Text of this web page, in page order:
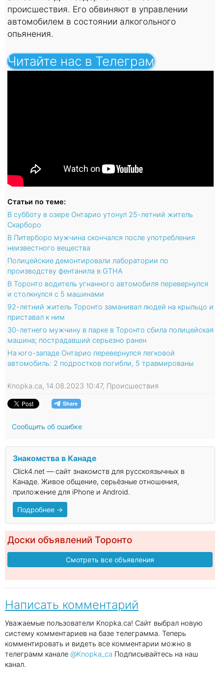
происшествия. Его обвиняют в управлении
автомобилем в состоянии алкогольного
опьянения.
Читайте нас в Телеграм
Статьи по теме:
В субботу в озере Онтарио утонул 25-летний житель
Скарборо
В Питерборо мужчина скончался после употребления
неизвестного вещества
Полицейские демонтировали лаборатории по
производству фентанила в GTHA
В Торонто водитель угнанного автомобиля перевернулся
и столкнулся с 5 машинами
92-летний житель Торонто заманивал людей на крыльцо и
приставал к ним
30-летнего мужчину в парке в Торонто сбила полицейская
машина; пострадавший серьезно ранен
На юго-западе Онтарио перевернулся легковой
автомобиль: 2 подростков погибли, 5 травмированы
Knopka.ca, 14.08.2023 10:47, Происшествия
Сообщить об ошибке
Знакомства в Канаде
Click4.net — сайт знакомств для русскоязычных в
Канаде. Живое общение, серьёзные отношения,
приложение для iPhone и Android.
Подробнее →
Доски объявлений Торонто
Смотреть все объявления
Написать комментарий
Уважаемые пользователи Knopka.ca! Сайт выбрал новую
систему комментариев на базе телеграмма. Теперь
комментировать и видеть все комментарии можно в
телеграмм канале @Knopka_ca Подписывайтесь на наш
канал.